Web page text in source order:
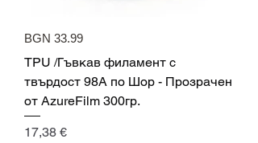
BGN 33.99
TPU /Гъвкав филамент с
твърдост 98A по Шор - Прозрачен
от AzureFilm 300гр.
Цена
17,38 €